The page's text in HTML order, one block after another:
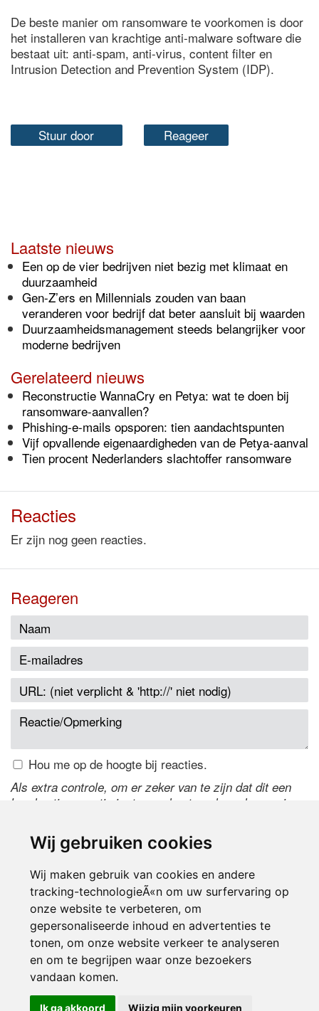
Wij gebruiken cookies
Wij maken gebruik van cookies en andere
tracking-technologieÃ«n om uw surfervaring op
onze website te verbeteren, om
gepersonaliseerde inhoud en advertenties te
tonen, om onze website verkeer te analyseren
en om te begrijpen waar onze bezoekers
vandaan komen.
Ik ga akkoord Wijzig mijn voorkeuren
De beste manier om ransomware te voorkomen is door
het installeren van krachtige anti-malware software die
bestaat uit: anti-spam, anti-virus, content filter en
Intrusion Detection and Prevention System (IDP).
Stuur door Reageer
Laatste nieuws
Een op de vier bedrijven niet bezig met klimaat en
duurzaamheid
Gen-Z’ers en Millennials zouden van baan
veranderen voor bedrijf dat beter aansluit bij waarden
Duurzaamheidsmanagement steeds belangrijker voor
moderne bedrijven
Gerelateerd nieuws
Reconstructie WannaCry en Petya: wat te doen bij
ransomware-aanvallen?
Phishing-e-mails opsporen: tien aandachtspunten
Vijf opvallende eigenaardigheden van de Petya-aanval
Tien procent Nederlanders slachtoffer ransomware
Reacties
Er zijn nog geen reacties.
Reageren
Hou me op de hoogte bij reacties.
Als extra controle, om er zeker van te zijn dat dit een
handmatige reactie is, typ onderstaande code over in
de code te wijzigen.